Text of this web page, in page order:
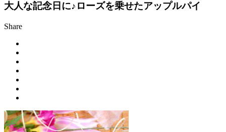
大人な記念日に♪ローズを乗せたアップルパイ
Share